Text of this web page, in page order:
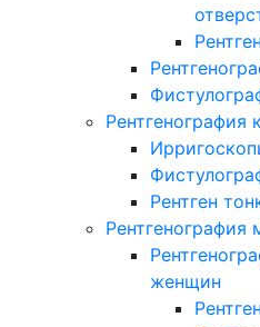
Рентгенография
Рентген
Рентгенография
женщин